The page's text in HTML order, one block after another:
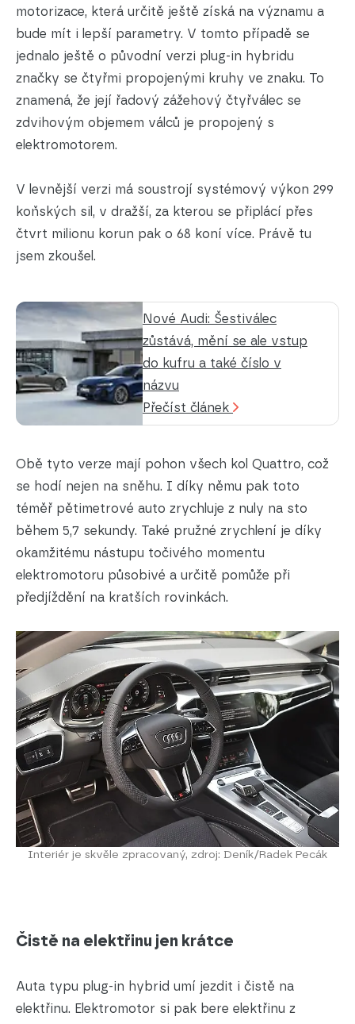
motorizace, která určitě ještě získá na významu a
bude mít i lepší parametry. V tomto případě se
jednalo ještě o původní verzi plug-in hybridu
značky se čtyřmi propojenými kruhy ve znaku. To
znamená, že její řadový zážehový čtyřválec se
zdvihovým objemem válců je propojený s
elektromotorem.
V levnější verzi má soustrojí systémový výkon 299
koňských sil, v dražší, za kterou se připlácí přes
čtvrt milionu korun pak o 68 koní více. Právě tu
jsem zkoušel.
Nové Audi: Šestiválec
zůstává, mění se ale vstup
do kufru a také číslo v
názvu
Přečíst článek
Obě tyto verze mají pohon všech kol Quattro, což
se hodí nejen na sněhu. I díky němu pak toto
téměř pětimetrové auto zrychluje z nuly na sto
během 5,7 sekundy. Také pružné zrychlení je díky
okamžitému nástupu točivého momentu
elektromotoru působivé a určitě pomůže při
předjíždění na kratších rovinkách.
Interiér je skvěle zpracovaný, zdroj: Deník/Radek Pecák
Čistě na elektřinu jen krátce
Auta typu plug-in hybrid umí jezdit i čistě na
elektřinu. Elektromotor si pak bere elektřinu z